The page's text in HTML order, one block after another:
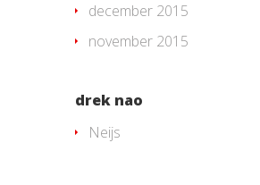
december 2015
november 2015
drek nao
Neijs